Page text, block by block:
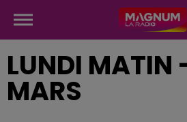
LUNDI MATIN
MARS